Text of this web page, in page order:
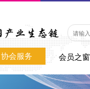
协会服务 会员之窗